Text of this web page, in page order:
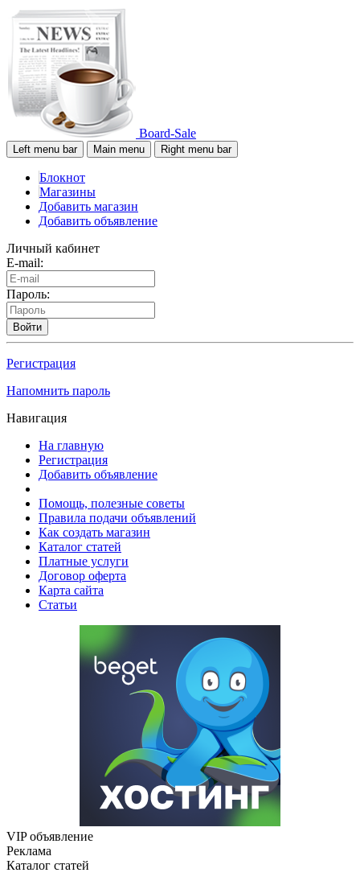
Board-Sale
Left menu bar Main menu Right menu bar
Блокнот
Магазины
Добавить магазин
Добавить объявление
Личный кабинет
E-mail:
Пароль:
Войти
Регистрация
Напомнить пароль
Навигация
На главную
Регистрация
Добавить объявление
Помощь, полезные советы
Правила подачи объявлений
Как создать магазин
Каталог статей
Платные услуги
Договор оферта
Карта сайта
Статьи
VIP объявление
Реклама
Каталог статей